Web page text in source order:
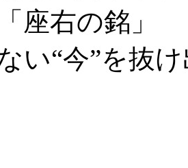
座右の銘」
い“今”を抜